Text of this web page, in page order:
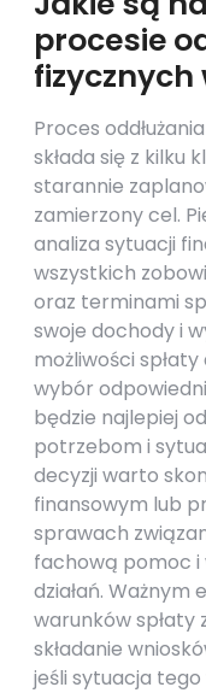
procesie
fizycznych
Proces
składa się z kilku
starannie
zamierzony cel.
analiza sytuacji
wszystkich
oraz terminami
swoje dochody i
możliwości
wybór
będzie najlepiej
potrzebom i
decyzji warto
finansowym lub
sprawach
fachową pomoc i
działań.
warunków spłaty
składanie
jeśli sytuacja